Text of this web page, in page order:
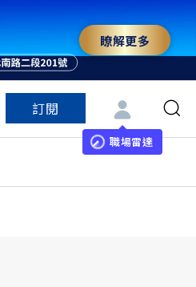
瞭解更多
訂閱
職場雷達
特色頻道